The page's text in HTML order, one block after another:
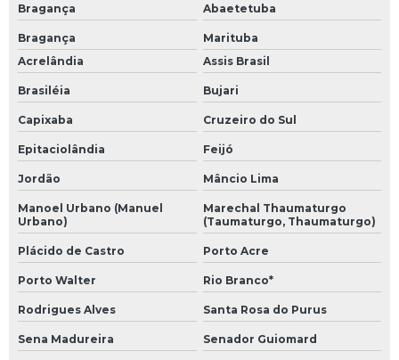
Bragança Abaetetuba
Bragança
Marituba
Acrelândia
Assis Brasil
Brasiléia Bujari
Capixaba Cruzeiro do Sul
Epitaciolândia Feijó
Jordão Mâncio Lima
Manoel Urbano (Manuel
Urbano)
Marechal Thaumaturgo
(Taumaturgo, Thaumaturgo)
Plácido de Castro Porto Acre
Porto Walter Rio Branco*
Rodrigues Alves Santa Rosa do Purus
Sena Madureira Senador Guiomard